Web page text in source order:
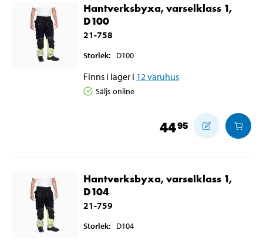
Hantverksbyxa, varselklass 1,
D100
21-758
Storlek: D100
Finns i lager i 12 varuhus
Säljs online
4495
Hantverksbyxa, varselklass 1,
D104
21-759
Storlek: D104